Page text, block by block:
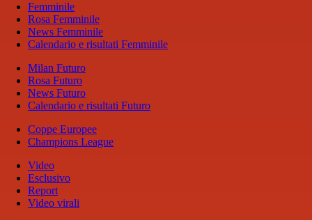
Femminile
Rosa Femminile
News Femminile
Calendario e risultati Femminile
Milan Futuro
Rosa Futuro
News Futuro
Calendario e risultati Futuro
Coppe Europee
Champions League
Video
Esclusivo
Report
Video virali